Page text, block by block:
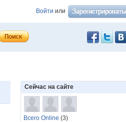
Войти или
Сейчас на сайте
Всего Online (3)